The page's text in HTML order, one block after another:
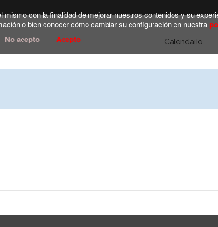
con la finalidad de mejorar nuestros contenidos y su
o bien conocer cómo cambiar su configuración en nuestra
No acepto
Acepto Calendario